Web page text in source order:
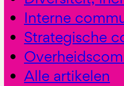
Interne
Strategische
Alle artikelen